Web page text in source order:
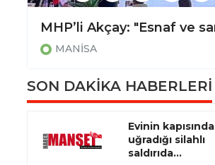
MANİSA
SON DAKİKA HABERLERİ
Evinin kapısında
uğradığı silahlı
saldırıda...